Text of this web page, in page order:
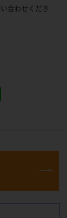
合わせくださ